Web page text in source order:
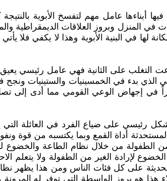
أبناءها عامل مهم لتفسخ الأبوية
في المنزل وبروز العلاقات الديمقراطية
لها في البنية الأبوية وهذا لا يكفي فلا
التغلب على الثانية فهي عامل رئيسي
الذي بدء في الخمسينيات والستينيات
في إجهاض الوعي القومي مما أدى إلى
رئيسي على ضياع الفرد في العائلة
أداة القمع وبما يكتسبه من قوة
من الطفولة من خلال نظام الطاعة
لإرادة الغير من الطفولة ولا يتعلم
على كل فئات الناس ومن هذا يظهر نظام
هذا هو بروز الواسطة التي توفر له